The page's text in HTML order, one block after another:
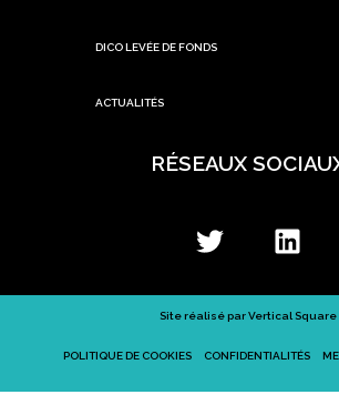
DICO LEVÉE DE FONDS
ACTUALITÉS
RÉSEAUX
Site réalisé parVertical Square
POLITIQUE DE COOKIES CONFIDENTIALITÉS